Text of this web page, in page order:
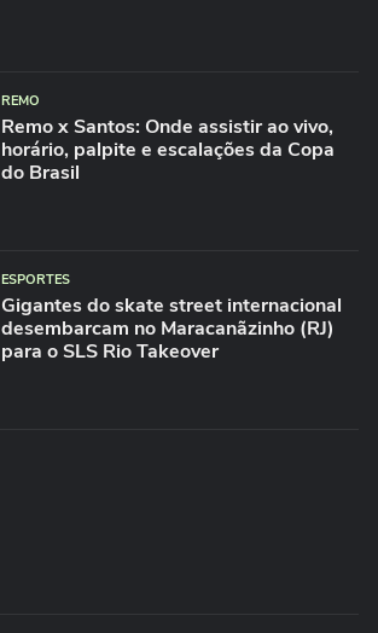
REMO
Remo x Santos: Onde assistir ao vivo,
horário, palpite e escalações da Copa
do Brasil
ESPORTES
Gigantes do skate street internacional
desembarcam no Maracanãzinho (RJ)
para o SLS Rio Takeover